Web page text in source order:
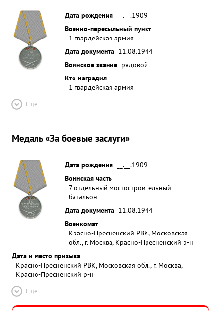
Дата рождения
__.__.1909
Военно-пересыльный пункт
1 гвардейская армия
Дата документа 11.08.1944
Воинское звание рядовой
Кто наградил
1 гвардейская армия
Ещё
Медаль «За боевые заслуги»
Дата рождения
__.__.1909
Воинская часть
7 отдельный мостостроительный
батальон
Дата документа 11.08.1944
Военкомат
Красно-Пресненский РВК, Московская
обл., г. Москва, Красно-Пресненский р-н
Дата и место призыва
Красно-Пресненский РВК, Московская обл., г. Москва,
Красно-Пресненский р-н
Ещё